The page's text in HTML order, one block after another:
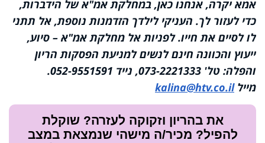
אמא יקרה, אנחנו כאן, במחלקת אמ"א של הידברות,
כדי לעזור לך. העניקי לילדך הזדמנות נוספת, אל תתני
לו לסיים את חייו. לפניות אל מחלקת אמ"א – סיוע,
ייעוץ והכוונה חינם לנשים למניעת הפסקות הריון
והפלה: טל' 073-2221333, נייד 052-9551591.
מיילkalina@htv.co.il